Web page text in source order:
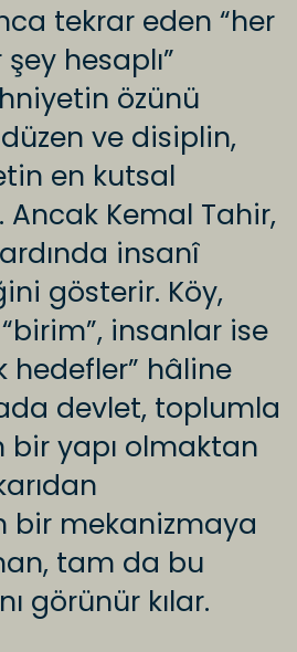
tekrar eden “her
hesaplı”
özünü
düzen ve disiplin,
en kutsal
Ancak Kemal Tahir,
ardında insanî
gösterir. Köy,
insanlar ise
hedefler” hâline
devlet, toplumla
yapı olmaktan
bir mekanizmaya
tam da bu
görünür kılar.